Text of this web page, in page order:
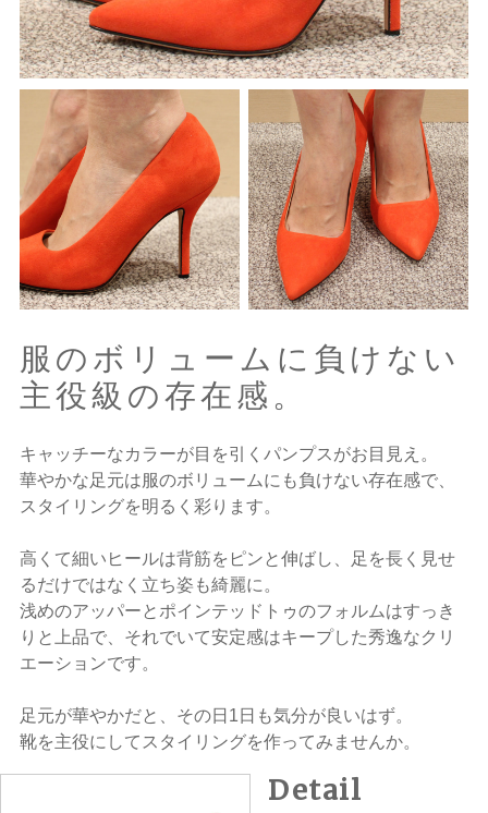
服のボリュームに負けない
主役級の存在感。
キャッチーなカラーが目を引くパンプスがお目見え。
華やかな足元は服のボリュームにも負けない存在感で、
スタイリングを明るく彩ります。
高くて細いヒールは背筋をピンと伸ばし、足を長く見せ
るだけではなく立ち姿も綺麗に。
浅めのアッパーとポインテッドトゥのフォルムはすっき
りと上品で、それでいて安定感はキープした秀逸なクリ
エーションです。
足元が華やかだと、その日1日も気分が良いはず。
靴を主役にしてスタイリングを作ってみませんか。